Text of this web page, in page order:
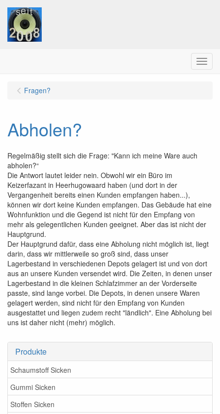
Menu
Produkte
Schaumstoff Sicken
Gummi Sicken
Stoffen Sicken
Fragen?
Abholen?
Regelmäßig stellt sich die Frage: "Kann ich meine Ware auch
abholen?“
Die Antwort lautet leider nein. Obwohl wir ein Büro im
Keizerfazant in Heerhugowaard haben (und dort in der
Vergangenheit bereits einen Kunden empfangen haben...),
können wir dort keine Kunden empfangen. Das Gebäude hat eine
Wohnfunktion und die Gegend ist nicht für den Empfang von
mehr als gelegentlichen Kunden geeignet. Aber das ist nicht der
Hauptgrund.
Der Hauptgrund dafür, dass eine Abholung nicht möglich ist, liegt
darin, dass wir mittlerweile so groß sind, dass unser
Lagerbestand in verschiedenen Depots gelagert ist und von dort
aus an unsere Kunden versendet wird. Die Zeiten, in denen unser
Lagerbestand in die kleinen Schlafzimmer an der Vorderseite
passte, sind lange vorbei. Die Depots, in denen unsere Waren
gelagert werden, sind nicht für den Empfang von Kunden
ausgestattet und liegen zudem recht "ländlich". Eine Abholung bei
uns ist daher nicht (mehr) möglich.